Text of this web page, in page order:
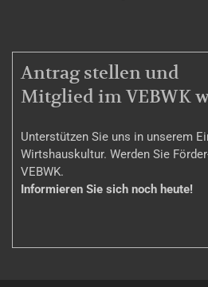
MITGLIEDSCHAFT
Antrag stellen und
Mitglied im VEBWK
Unterstützen Sie uns in unserem
Wirtshauskultur. Werden Sie
VEBWK.
Informieren Sie sich noch heute!